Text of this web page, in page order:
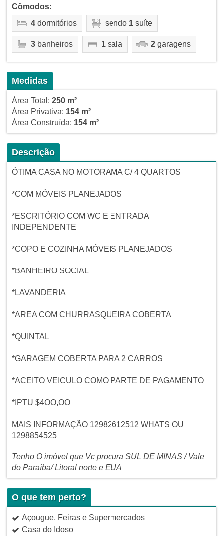
Cômodos:
4dormitórios sendo 1suíte
3banheiros 1sala 2garagens
Medidas
Área Total: 250 m²
Área Privativa: 154 m²
Área Construída: 154 m²
Descrição
ÓTIMA CASA NO MOTORAMA C/ 4 QUARTOS
*COM MÓVEIS PLANEJADOS
*ESCRITÓRIO COM WC E ENTRADA
INDEPENDENTE
*COPO E COZINHA MÓVEIS PLANEJADOS
*BANHEIRO SOCIAL
*LAVANDERIA
*AREA COM CHURRASQUEIRA COBERTA
*QUINTAL
*GARAGEM COBERTA PARA 2 CARROS
*ACEITO VEICULO COMO PARTE DE PAGAMENTO
*IPTU $4OO,OO
MAIS INFORMAÇÃO 12982612512 WHATS OU
1298854525
Tenho O imóvel que Vc procura SUL DE MINAS / Vale
do Paraíba/ Litoral norte e EUA
O que tem perto?
Açougue, Feiras e Supermercados
Casa do Idoso